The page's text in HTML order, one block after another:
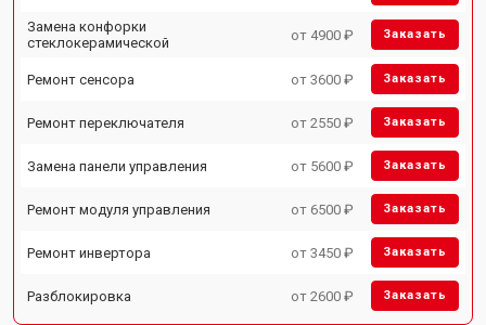
Замена конфорки
стеклокерамической
от 4900 ₽ Заказать
Ремонт сенсора от 3600 ₽ Заказать
Ремонт переключателя от 2550 ₽ Заказать
Замена панели управления от 5600 ₽ Заказать
Ремонт модуля управления от 6500 ₽ Заказать
Ремонт инвертора от 3450 ₽ Заказать
Разблокировка от 2600 ₽ Заказать